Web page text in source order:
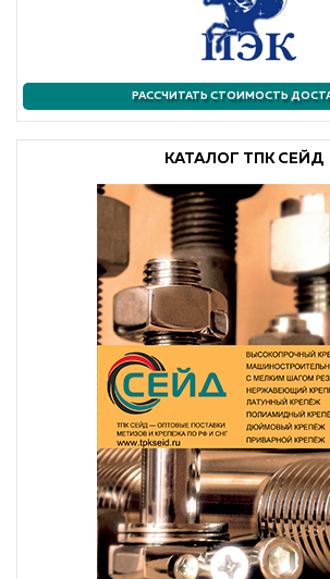
РАССЧИТАТЬ СТОИМОСТЬ
КАТАЛОГ ТПК СЕЙД